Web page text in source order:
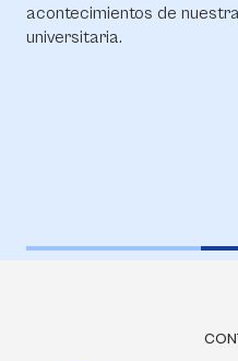
acontecimientos de
universitaria.